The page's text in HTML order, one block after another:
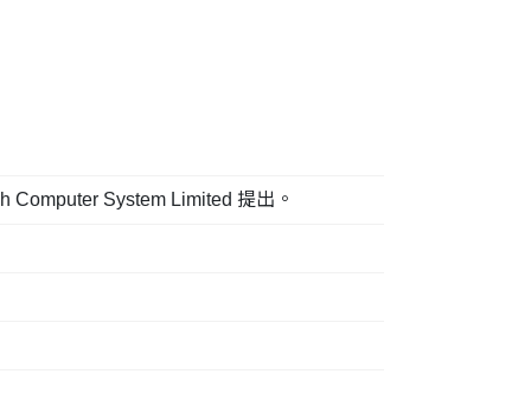
System Limited 提出。